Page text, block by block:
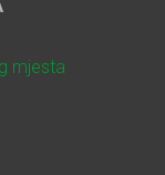
mjesta